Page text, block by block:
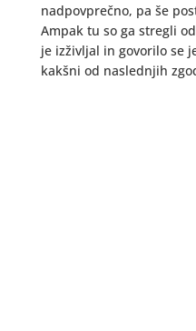
nadpovprečno, pa še
Ampak tu so ga stregli
je izživljal in govorilo se
kakšni od naslednjih